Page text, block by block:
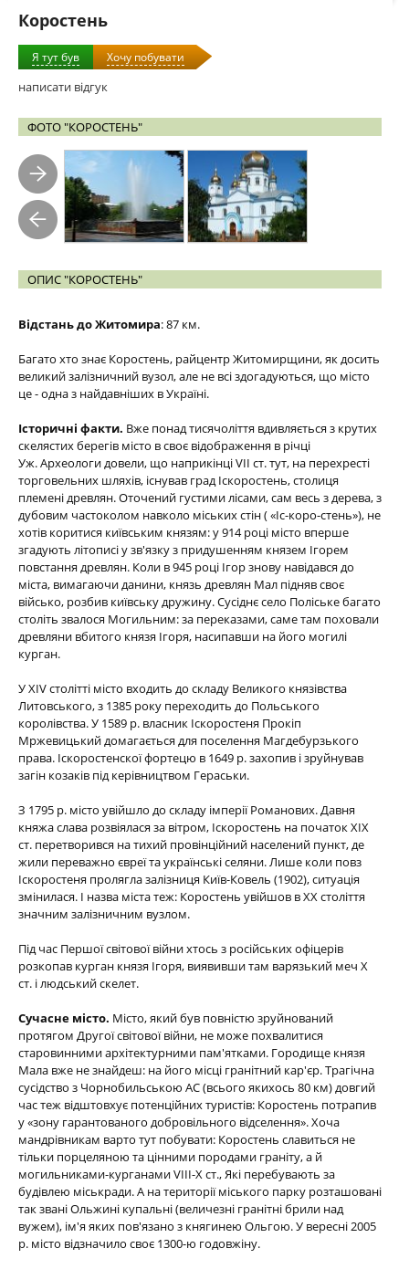
Коростень
Я тут був Хочу побувати
написати відгук
ФОТО "КОРОСТЕНЬ"
ОПИС "КОРОСТЕНЬ"
Відстань до Житомира: 87 км.
Багато хто знає Коростень, райцентр Житомирщини, як досить
великий залізничний вузол, але не всі здогадуються, що місто
це - одна з найдавніших в Україні.
Історичні факти. Вже понад тисячоліття вдивляється з крутих
скелястих берегів місто в своє відображення в річці
Уж. Археологи довели, що наприкінці VII ст. тут, на перехресті
торговельних шляхів, існував град Іскоростень, столиця
племені древлян. Оточений густими лісами, сам весь з дерева, з
дубовим частоколом навколо міських стін ( «Іс-коро-стень»), не
хотів коритися київським князям: у 914 році місто вперше
згадують літописі у зв'язку з придушенням князем Ігорем
повстання древлян. Коли в 945 році Ігор знову навідався до
міста, вимагаючи данини, князь древлян Мал підняв своє
військо, розбив київську дружину. Сусіднє село Поліське багато
століть звалося Могильним: за переказами, саме там поховали
древляни вбитого князя Ігоря, насипавши на його могилі
курган.
У XIV столітті місто входить до складу Великого князівства
Литовського, з 1385 року переходить до Польського
королівства. У 1589 р. власник Іскоростеня Прокіп
Мржевицький домагається для поселення Магдебурзького
права. Іскоростенскої фортецю в 1649 р. захопив і зруйнував
загін козаків під керівництвом Гераськи.
З 1795 р. місто увійшло до складу імперії Романових. Давня
княжа слава розвіялася за вітром, Іскоростень на початок ХІХ
ст. перетворився на тихий провінційний населений пункт, де
жили переважно євреї та українські селяни. Лише коли повз
Іскоростеня пролягла залізниця Київ-Ковель (1902), ситуація
змінилася. І назва міста теж: Коростень увійшов в ХХ століття
значним залізничним вузлом.
Під час Першої світової війни хтось з російських офіцерів
розкопав курган князя Ігоря, виявивши там варязький меч Х
ст. і людський скелет.
Сучасне місто. Місто, який був повністю зруйнований
протягом Другої світової війни, не може похвалитися
старовинними архітектурними пам'ятками. Городище князя
Мала вже не знайдеш: на його місці гранітний кар'єр. Трагічна
сусідство з Чорнобильською АС (всього якихось 80 км) довгий
час теж відштовхує потенційних туристів: Коростень потрапив
у «зону гарантованого добровільного відселення». Хоча
мандрівникам варто тут побувати: Коростень славиться не
тільки порцеляною та цінними породами граніту, а й
могильниками-курганами VIII-Х ст., Які перебувають за
будівлею міськради. А на території міського парку розташовані
так звані Ольжині купальні (величезні гранітні брили над
вужем), ім'я яких пов'язано з княгинею Ольгою. У вересні 2005
р. місто відзначило своє 1300-ю годовжіну.